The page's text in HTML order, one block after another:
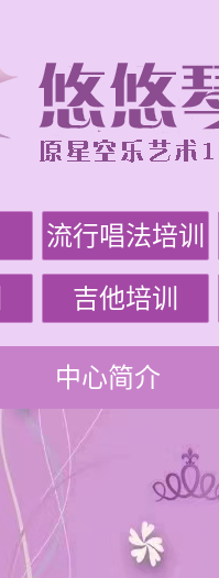
流行唱法培训
吉他培训
中心简介